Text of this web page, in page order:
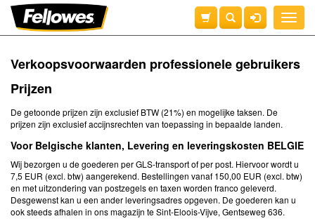
Toggle
Verkoopsvoorwaarden professionele gebruikers
Prijzen
De getoonde prijzen zijn exclusief BTW (21%) en mogelijke taksen. De
prijzen zijn exclusief accijnsrechten van toepassing in bepaalde landen.
Voor Belgische klanten, Levering en leveringskosten BELGIE
Wij bezorgen u de goederen per GLS-transport of per post. Hiervoor wordt u
7,5 EUR (excl. btw) aangerekend. Bestellingen vanaf 150,00 EUR (excl. btw)
en met uitzondering van postzegels en taxen worden franco geleverd.
Desgewenst kan u een ander leveringsadres opgeven. De goederen kan u
ook steeds afhalen in ons magazijn te Sint-Eloois-Vijve, Gentseweg 636.